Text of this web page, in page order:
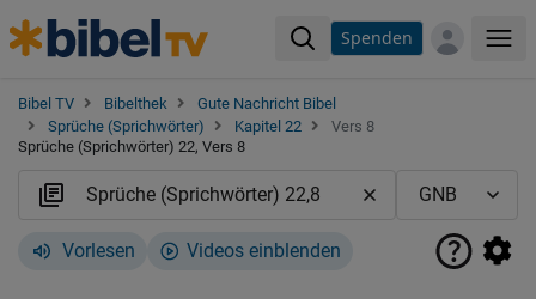
Spenden
Bibel TV Bibelthek
Gute Nachricht Bibel
Sprüche (Sprichwörter)
Kapitel 22
Vers 8
Sprüche (Sprichwörter) 22, Vers 8
Vorlesen Videos einblenden